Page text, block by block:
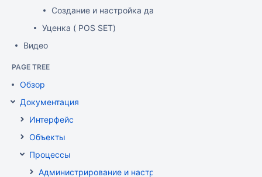
Создание и настройка дашборда
Уценка ( POS SET)
Видео
PAGE TREE
Обзор
Документация
Интерфейс
Объекты
Процессы
Администрирование и настройка